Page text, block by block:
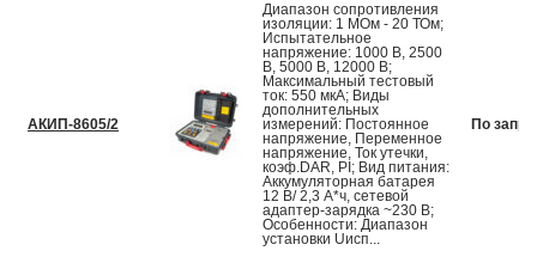
АКИП-8605/2
Диапазон сопротивления
изоляции: 1 МОм - 20 ТОм;
Испытательное
напряжение: 1000 В, 2500
В, 5000 В, 12000 В;
Максимальный тестовый
ток: 550 мкА; Виды
дополнительных
измерений: Постоянное
напряжение, Переменное
напряжение, Ток утечки,
коэф.DAR, PI; Вид питания:
Аккумуляторная батарея
12 В/ 2,3 А*ч, сетевой
адаптер-зарядка ~230 В;
Особенности: Диапазон
установки Uисп...
По